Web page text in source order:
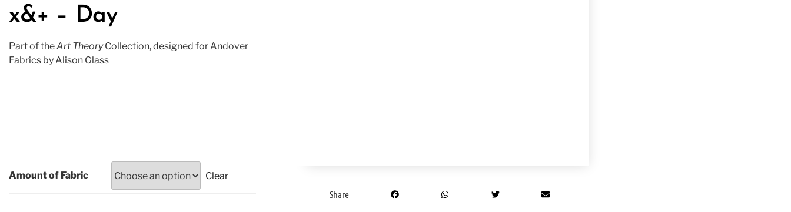
x&+ – Day
Part of theArt TheoryCollection, designed for Andover
Fabrics by Alison Glass
Amount of Fabric
Clear
Share